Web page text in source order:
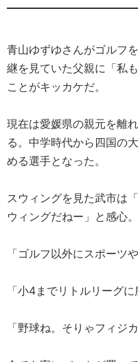
青山ゆずゆさんがゴルフ
継を見ていた父親に「私
ことがキッカケだ。
現在は愛媛県の親元を離
る。中学時代から四国の
める選手となった。
スウィングを見た武市は
ウィングだねー」と感心。
「ゴルフ以外にスポーツ
「小4までリトルリーグに
「野球ね。そりゃフィジ